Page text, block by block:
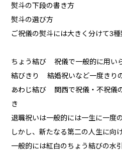
熨斗の下段の書き方
熨斗の選び方
ご祝儀の熨斗には大きく分けて3種
ちょう結び 祝儀で一般的に用い
結びきり 結婚祝いなど一度きり
あわじ結び 関西で祝儀・不祝儀
き
退職祝いは一般的には一生に一度
しかし、新たなる第二の人生に向
一般的には紅白のちょう結びの水